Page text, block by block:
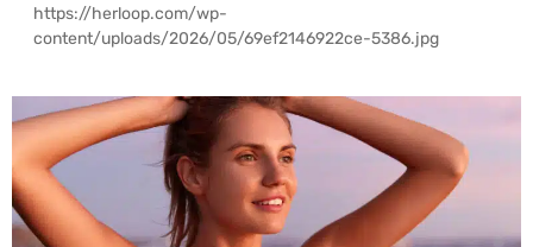
https://herloop.com/wp-
content/uploads/2026/05/69ef2146922ce-5386.jpg